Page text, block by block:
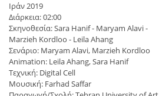
Ιράν 2019
Διάρκεια: 02:00
Σκηνοθεσία: Sara Hanif - Maryam Alavi -
Marzieh Kordloo - Leila Ahang
Σενάριο: Maryam Alavi, Marzieh Kordloo
Animation: Leila Ahang, Sara Hanif
Τεχνική: Digital Cell
Μουσική: Farhad Saffar